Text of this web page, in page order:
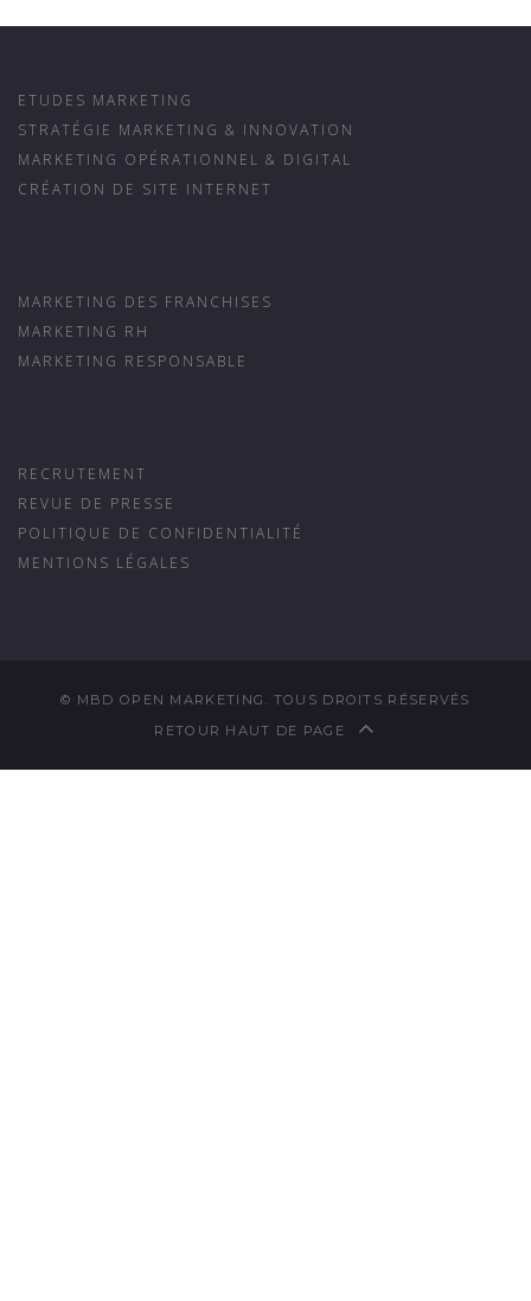
ETUDES MARKETING
STRATÉGIE MARKETING & INNOVATION
MARKETING OPÉRATIONNEL & DIGITAL
CRÉATION DE SITE INTERNET
MARKETING DES FRANCHISES
MARKETING RH
MARKETING RESPONSABLE
RECRUTEMENT
REVUE DE PRESSE
POLITIQUE DE CONFIDENTIALITÉ
MENTIONS LÉGALES
© MBD OPEN MARKETING. TOUS DROITS RÉSERVÉS
RETOUR HAUT DE PAGE